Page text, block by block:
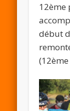
12ème
début